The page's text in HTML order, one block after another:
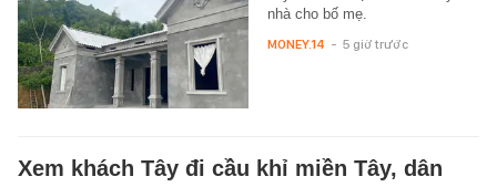
nhà cho bố mẹ.
MONEY.14 - 5 giờ trước
Xem khách Tây đi cầu khỉ miền Tây, dân